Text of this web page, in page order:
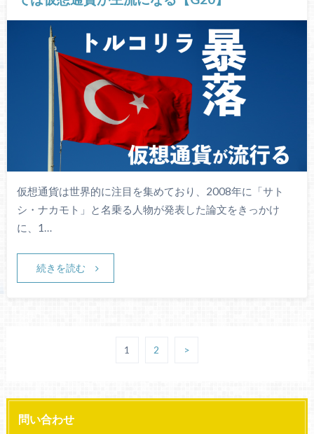
仮想通貨は世界的に注目を集めており、2008年に「サト
シ・ナカモト」と名乗る人物が発表した論文をきっかけ
に、1…
続きを読む
1 2 >
問い合わせ